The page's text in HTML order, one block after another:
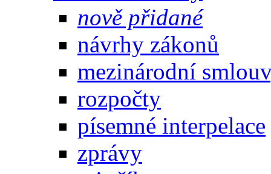
nově přidané
návrhy zákonů
mezinárodní
rozpočty
písemné interpelace
zprávy